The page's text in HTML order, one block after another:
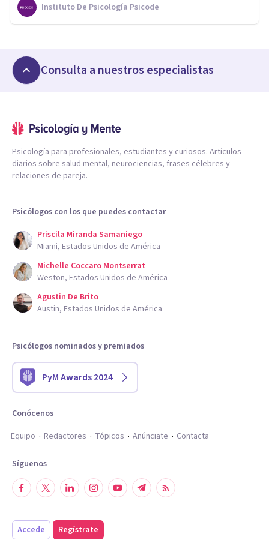
Instituto De Psicología Psicode
Consulta a nuestros especialistas
Psicología para profesionales, estudiantes y curiosos. Artículos
diarios sobre salud mental, neurociencias, frases célebres y
relaciones de pareja.
Psicólogos con los que puedes contactar
Priscila Miranda Samaniego
Miami, Estados Unidos de América
Michelle Coccaro Montserrat
Weston, Estados Unidos de América
Agustin De Brito
Austin, Estados Unidos de América
Psicólogos nominados y premiados
PyM Awards 2024
Conócenos
Equipo
Redactores Tópicos Anúnciate Contacta
Síguenos
Accede Regístrate